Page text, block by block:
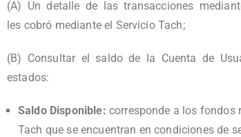
(A) Un detalle de las transacciones
les cobró mediante el Servicio Tach;
(B) Consultar el saldo de la Cuenta de
estados:
Saldo Disponible: corresponde a los fondos
Tach que se encuentran en condiciones de